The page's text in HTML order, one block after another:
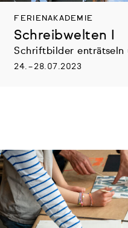
FERIENAKADEMIE
Schreibwelten I
Schriftbilder enträtseln
24. – 28.07.2023